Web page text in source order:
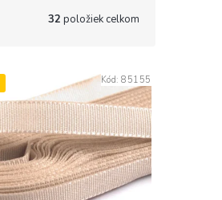
32 položiek celkom
Kód:85155